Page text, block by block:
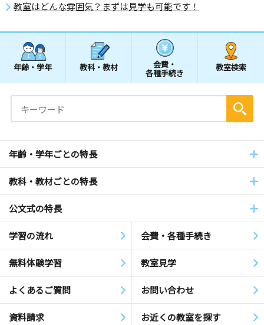
教室はどんな雰囲気？まずは見学も可能です！
年齢・学年 教科・教材 会費・
各種手続き
教室検索
年齢・学年ごとの特長
教科・教材ごとの特長
公文式の特長
学習の流れ 会費・各種手続き
無料体験学習 教室見学
よくあるご質問 お問い合わせ
資料請求 お近くの教室を探す